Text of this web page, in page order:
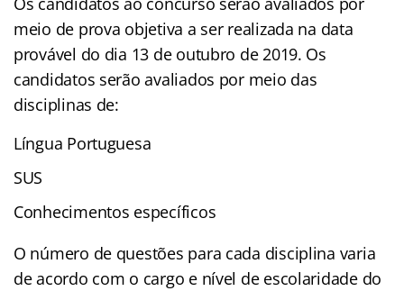
meio de prova objetiva a ser realizada na data
provável do dia 13 de outubro de 2019. Os
candidatos serão avaliados por meio das
disciplinas de:
Língua Portuguesa
SUS
Conhecimentos específicos
O número de questões para cada disciplina varia
de acordo com o cargo e nível de escolaridade do